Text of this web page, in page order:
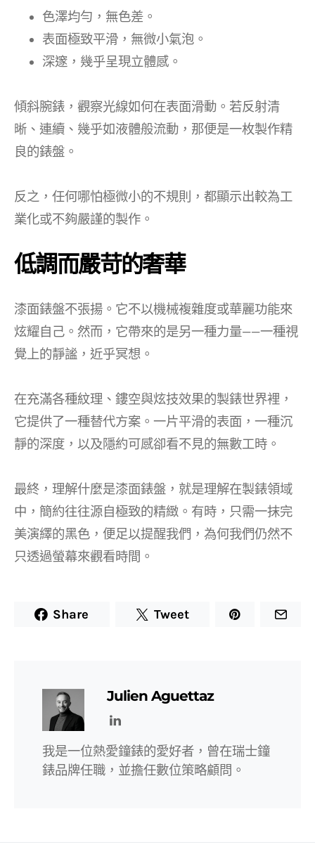
色澤均勻，無色差。
表面極致平滑，無微小氣泡。
深邃，幾乎呈現立體感。
傾斜腕錶，觀察光線如何在表面滑動。若反射清
晰、連續、幾乎如液體般流動，那便是一枚製作精
良的錶盤。
反之，任何哪怕極微小的不規則，都顯示出較為工
業化或不夠嚴謹的製作。
低調而嚴苛的奢華
漆面錶盤不張揚。它不以機械複雜度或華麗功能來
炫耀自己。然而，它帶來的是另一種力量——一種視
覺上的靜謐，近乎冥想。
在充滿各種紋理、鏤空與炫技效果的製錶世界裡，
它提供了一種替代方案。一片平滑的表面，一種沉
靜的深度，以及隱約可感卻看不見的無數工時。
最終，理解什麼是漆面錶盤，就是理解在製錶領域
中，簡約往往源自極致的精緻。有時，只需一抹完
美演繹的黑色，便足以提醒我們，為何我們仍然不
只透過螢幕來觀看時間。
Share Tweet
Julien Aguettaz
我是一位熱愛鐘錶的愛好者，曾在瑞士鐘
錶品牌任職，並擔任數位策略顧問。